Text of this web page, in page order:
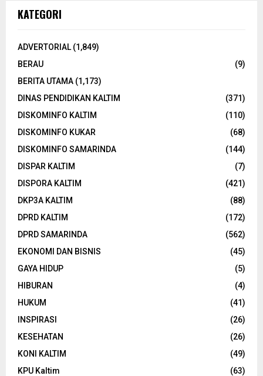
KATEGORI
ADVERTORIAL (1,849)
BERAU
(9)
BERITA UTAMA (1,173)
DINAS PENDIDIKAN KALTIM
(371)
DISKOMINFO KALTIM
(110)
DISKOMINFO KUKAR
(68)
DISKOMINFO SAMARINDA
(144)
DISPAR KALTIM
(7)
DISPORA KALTIM
(421)
DKP3A KALTIM
(88)
DPRD KALTIM
(172)
DPRD SAMARINDA
(562)
EKONOMI DAN BISNIS
(45)
GAYA HIDUP
(5)
HIBURAN
(4)
HUKUM
(41)
INSPIRASI
(26)
KESEHATAN
(26)
KONI KALTIM
(49)
KPU Kaltim
(63)